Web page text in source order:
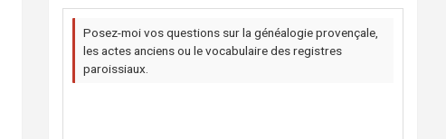
Posez-moi vos questions sur la généalogie provençale,
les actes anciens ou le vocabulaire des registres
paroissiaux.